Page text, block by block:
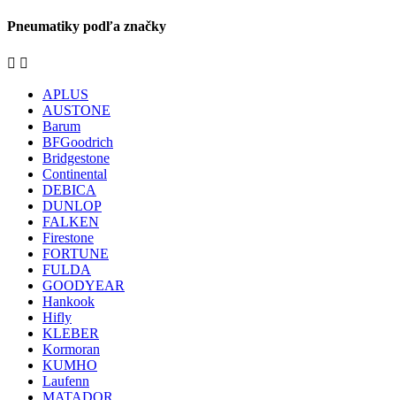
Pneumatiky podľa značky
 
APLUS
AUSTONE
Barum
BFGoodrich
Bridgestone
Continental
DEBICA
DUNLOP
FALKEN
Firestone
FORTUNE
FULDA
GOODYEAR
Hankook
Hifly
KLEBER
Kormoran
KUMHO
Laufenn